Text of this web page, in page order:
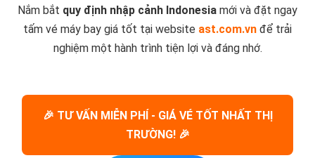
Nắm bắt quy định nhập cảnh Indonesia mới và đặt ngay
tấm vé máy bay giá tốt tại website ast.com.vn để trải
nghiệm một hành trình tiện lợi và đáng nhớ.
🎉 TƯ VẤN MIỄN PHÍ - GIÁ VÉ TỐT NHẤT THỊ
TRƯỜNG! 🎉